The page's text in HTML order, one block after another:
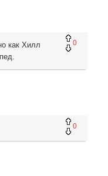
0
как Хилл
0